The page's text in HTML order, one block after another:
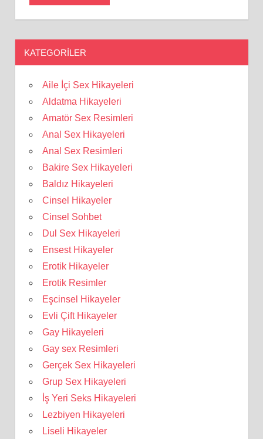
KATEGORILER
Aile İçi Sex Hikayeleri
Aldatma Hikayeleri
Amatör Sex Resimleri
Anal Sex Hikayeleri
Anal Sex Resimleri
Bakire Sex Hikayeleri
Baldız Hikayeleri
Cinsel Hikayeler
Cinsel Sohbet
Dul Sex Hikayeleri
Ensest Hikayeler
Erotik Hikayeler
Erotik Resimler
Eşcinsel Hikayeler
Evli Çift Hikayeler
Gay Hikayeleri
Gay sex Resimleri
Gerçek Sex Hikayeleri
Grup Sex Hikayeleri
İş Yeri Seks Hikayeleri
Lezbiyen Hikayeleri
Liseli Hikayeler